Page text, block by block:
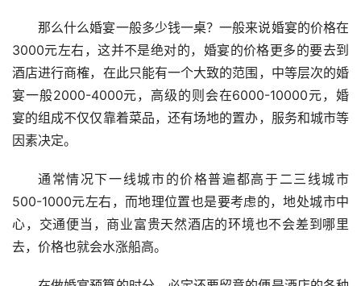
那么什么婚宴一般多少钱一桌？一般来说婚宴的价格在
3000元左右，这并不是绝对的，婚宴的价格更多的要去到
酒店进行商榷，在此只能有一个大致的范围，中等层次的婚
宴一般2000-4000元，高级的则会在6000-10000元，婚
宴的组成不仅仅靠着菜品，还有场地的置办，服务和城市等
因素决定。
通常情况下一线城市的价格普遍都高于二三线城市
500-1000元左右，而地理位置也是要考虑的，地处城市中
心，交通便当，商业富贵天然酒店的环境也不会差到哪里
去，价格也就会水涨船高。